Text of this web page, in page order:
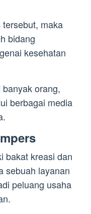
maka
bidang
kesehatan
orang,
berbagai media
bakat kreasi dan
sebuah layanan
peluang usaha